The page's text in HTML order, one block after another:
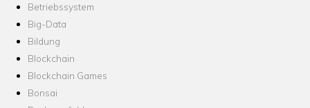
Betriebssystem
Big-Data
Bildung
Blockchain
Blockchain Games
Bonsai